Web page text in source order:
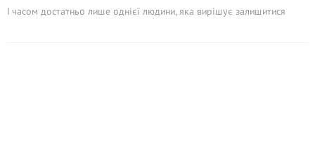
І часом достатньо лише однієї людини, яка вирішує залишитися